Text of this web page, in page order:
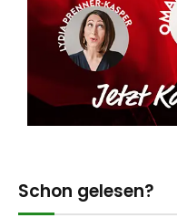
Schon gelesen?